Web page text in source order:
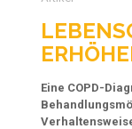
Eine COPD-